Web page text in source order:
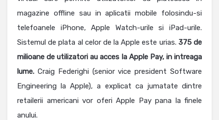
magazine offline sau in aplicatii mobile folosindu-si
telefoanele iPhone, Apple Watch-urile si iPad-urile.
Sistemul de plata al celor de la Apple este urias. 375 de
milioane de utilizatori au acces la Apple Pay, in intreaga
lume. Craig Federighi (senior vice president Software
Engineering la Apple), a explicat ca jumatate dintre
retailerii americani vor oferi Apple Pay pana la finele
anului.